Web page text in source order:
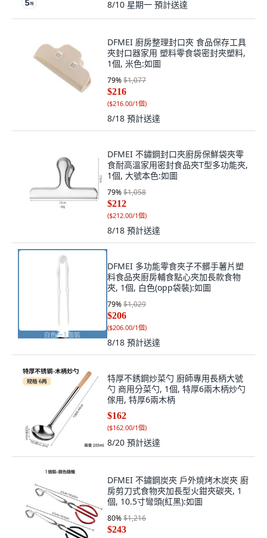
8/10 星期一 預計送達
DFMEI 廚房整理封口夾 食品保存工具
夾封口器家用 塑料零食袋密封夾塑料,
1個, 米色:如圖
79%$1,077
$216
($216.00/1個)
8/18 預計送達
DFMEI 不鏽鋼封口夾廚房保鮮袋夾零
食耐高溫家用密封食品夾T型多功能夾,
1個, 大號本色:如圖
79%$1,058
$212
($212.00/1個)
8/18 預計送達
DFMEI 多功能零食夾子不髒手薯片塑
料食品夾廚房輔食點心夾加長款食物
夾, 1個, 白色(opp袋裝):如圖
79%$1,029
$206
($206.00/1個)
8/18 預計送達
特厚不銹鋼炒菜勺 廚師專用長柄大號
勺 商用分菜勺, 1個, 特厚6兩木柄炒勺
傢用, 特厚6兩木柄
$162
($162.00/1個)
8/20 預計送達
DFMEI 不鏽鋼炭夾 戶外燒烤木炭夾 廚
房剪刀式食物夾加長型火鉗夾碳夾, 1
個, 10.5寸彎頭(紅黑):如圖
80%$1,216
$243